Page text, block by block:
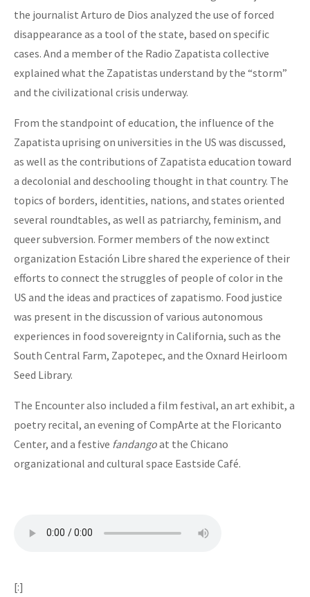
the journalist Arturo de Dios analyzed the use of forced
disappearance as a tool of the state, based on specific
cases. And a member of the Radio Zapatista collective
explained what the Zapatistas understand by the “storm”
and the civilizational crisis underway.
From the standpoint of education, the influence of the
Zapatista uprising on universities in the US was discussed,
as well as the contributions of Zapatista education toward
a decolonial and deschooling thought in that country. The
topics of borders, identities, nations, and states oriented
several roundtables, as well as patriarchy, feminism, and
queer subversion. Former members of the now extinct
organization Estación Libre shared the experience of their
efforts to connect the struggles of people of color in the
US and the ideas and practices of zapatismo. Food justice
was present in the discussion of various autonomous
experiences in food sovereignty in California, such as the
South Central Farm, Zapotepec, and the Oxnard Heirloom
Seed Library.
The Encounter also included a film festival, an art exhibit, a
poetry recital, an evening of CompArte at the Floricanto
Center, and a festive fandangoat the Chicano
organizational and cultural space Eastside Café.
[:]